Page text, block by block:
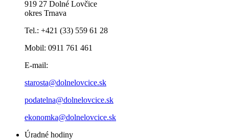
919 27 Dolné Lovčice
okres Trnava
Tel.: +421 (33) 559 61 28
Mobil: 0911 761 461
E-mail:
starosta@dolnelovcice.sk
podatelna@dolnelovcice.sk
ekonomka@dolnelovcice.sk
Úradné hodiny